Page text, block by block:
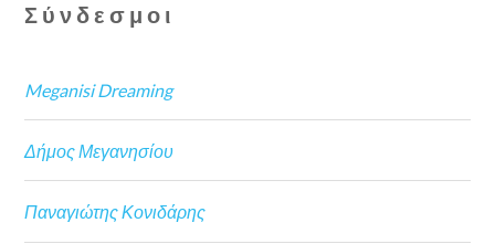
Σύνδεσμοι
Meganisi Dreaming
Δήμος Μεγανησίου
Παναγιώτης Κονιδάρης